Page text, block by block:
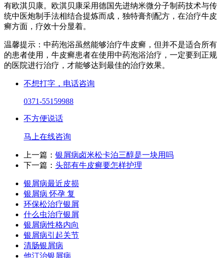
有欧淇贝康。欧淇贝康采用德国先进纳米微分子制药技术与传
统中医炮制手法相结合提炼而成，独特膏剂配方，在治疗牛皮
癣方面，疗效十分显着。
温馨提示：中药泡浴虽然能够治疗牛皮癣，但并不是适合所有
的患者使用，牛皮癣患者在使用中药泡浴治疗，一定要到正规
的医院进行治疗，才能够达到最佳的治疗效果。
不想打字，电话咨询
0371-55159988
不方便说话
马上在线咨询
上一篇： 银屑病卤米松卡泊三醇是一块用吗
下一篇： 头部有牛皮癣要怎样护理
银屑病最近皮损
银屑病 怀孕 复
环保松治疗银屑
什么虫治疗银屑
银屑病性格内向
银屑病引起关节
清肠银屑病
他汀治银屑病